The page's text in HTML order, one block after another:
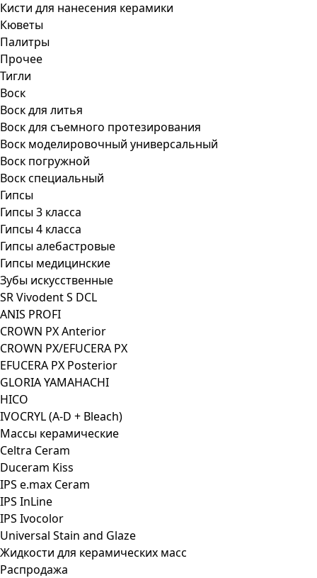
Кисти для нанесения керамики
Кюветы
Палитры
Прочее
Тигли
Воск
Воск для литья
Воск для съемного протезирования
Воск моделировочный универсальный
Воск погружной
Воск специальный
Гипсы
Гипсы 3 класса
Гипсы 4 класса
Гипсы алебастровые
Гипсы медицинские
Зубы искусственные
SR Vivodent S DCL
ANIS PROFI
CROWN PX Anterior
CROWN PX/EFUCERA PX
EFUCERA PX Posterior
GLORIA YAMAHACHI
HICO
IVOCRYL (A-D + Bleach)
Массы керамические
Celtra Ceram
Duceram Kiss
IPS e.max Ceram
IPS InLine
IPS Ivocolor
Universal Stain and Glaze
Жидкости для керамических масс
Распродажа